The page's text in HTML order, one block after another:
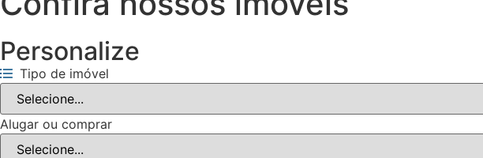
Personalize
Tipo de imóvel
Alugar ou comprar